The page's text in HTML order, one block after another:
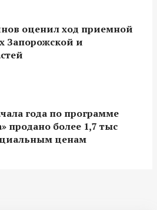
оценил ход приемной
Запорожской и
года по программе
продано более 1,7 тыс
ценам